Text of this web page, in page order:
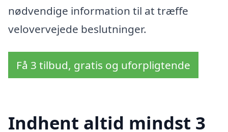
nødvendige information til at træffe
velovervejede beslutninger.
Få 3 tilbud, gratis og uforpligtende
Indhent altid mindst 3